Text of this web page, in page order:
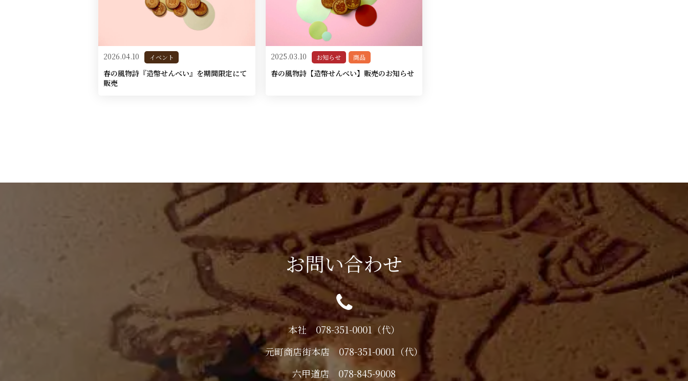
2026.04.10 イベント
春の風物詩『造幣せんべい』を期間限定にて
販売
2025.03.10 お知らせ 商品
春の風物詩【造幣せんべい】販売のお知らせ
お問い合わせ
本社 078-351-0001（代）
元町商店街本店 078-351-0001（代）
六甲道店 078-845-9008